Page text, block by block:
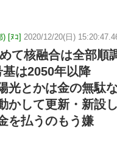
) [ﾇｺ] 2020/12/20(日)
て核融合は全部順
は2050年以降
光とかは金の無駄
かして更新・新設
を払うのもう嫌